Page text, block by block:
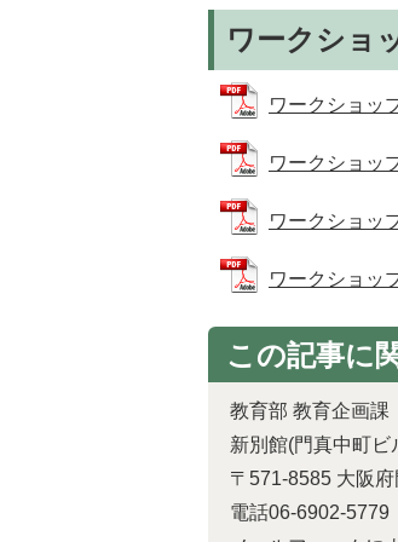
ワークショ
ワークショッ
ワークショッ
ワークショッ
ワークショッ
この記事に
教育部 教育企画課
新別館(門真中町ビ
〒571-8585 大阪
電話06-6902-5779